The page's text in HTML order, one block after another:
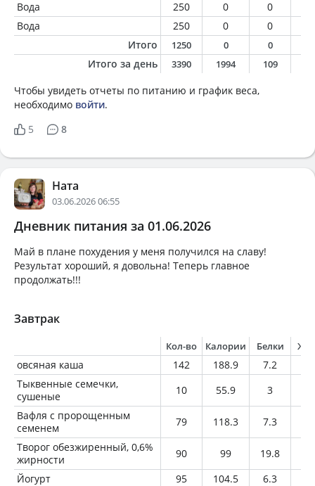
Вода 250 0 0
Вода
250 0 0
Итого
1250 0 0
Итого за день 3390 1994 109
Чтобы увидеть отчеты по питанию и график веса,
необходимо войти.
5
8
Ната
03.06.2026 06:55
Дневник питания за 01.06.2026
Май в плане похудения у меня получился на славу!
Результат хороший, я довольна! Теперь главное
продолжать!!!
Завтрак
Кол-во Калории Белки
овсяная каша 142 188.9 7.2
Тыквенные семечки,
сушеные
10 55.9 3
Вафля с пророщенным
семенем
79 118.3 7.3
Творог обезжиренный, 0,6%
жирности
90 99 19.8
Йогурт
95 104.5 6.3